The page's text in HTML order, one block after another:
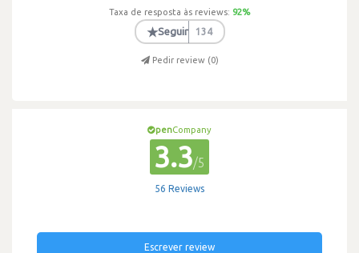
Taxa de resposta às reviews: 92%
★Seguir 134
Pedir review (0)
penCompany
3.3/5
56 Reviews
Escrever review